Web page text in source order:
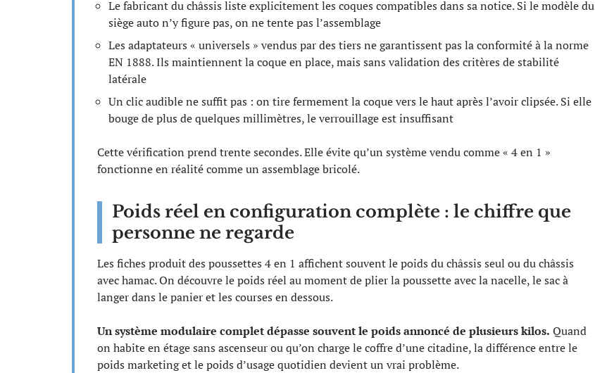
Le fabricant du châssis liste explicitement les coques compatibles dans sa notice. Si le modèle du
siège auto n’y figure pas, on ne tente pas l’assemblage
Les adaptateurs « universels » vendus par des tiers ne garantissent pas la conformité à la norme
EN 1888. Ils maintiennent la coque en place, mais sans validation des critères de stabilité
latérale
Un clic audible ne suffit pas : on tire fermement la coque vers le haut après l’avoir clipsée. Si elle
bouge de plus de quelques millimètres, le verrouillage est insuffisant
Cette vérification prend trente secondes. Elle évite qu’un système vendu comme « 4 en 1 »
fonctionne en réalité comme un assemblage bricolé.
Poids réel en configuration complète : le chiffre que
personne ne regarde
Les fiches produit des poussettes 4 en 1 affichent souvent le poids du châssis seul ou du châssis
avec hamac. On découvre le poids réel au moment de plier la poussette avec la nacelle, le sac à
langer dans le panier et les courses en dessous.
Un système modulaire complet dépasse souvent le poids annoncé de plusieurs kilos. Quand
on habite en étage sans ascenseur ou qu’on charge le coffre d’une citadine, la différence entre le
poids marketing et le poids d’usage quotidien devient un vrai problème.